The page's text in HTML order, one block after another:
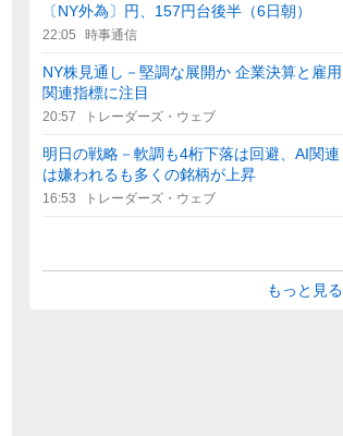
〔NY外為〕円、157円台後半（6日朝）
22:05 時事通信
NY株見通し－堅調な展開か 企業決算と雇用
関連指標に注目
20:57 トレーダーズ・ウェブ
明日の戦略－軟調も4桁下落は回避、AI関連
は嫌われるも多くの銘柄が上昇
16:53 トレーダーズ・ウェブ
もっと見る